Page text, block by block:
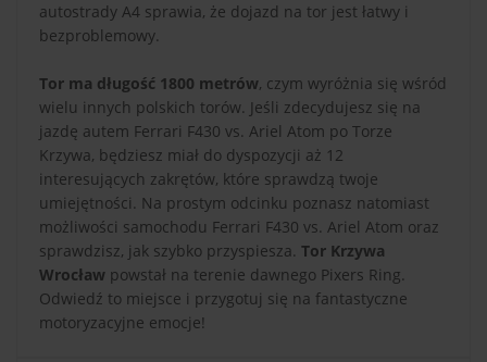
autostrady A4 sprawia, że dojazd na tor jest łatwy i
bezproblemowy.
Tor ma długość 1800 metrów, czym wyróżnia się wśród
wielu innych polskich torów. Jeśli zdecydujesz się na
jazdę autem Ferrari F430 vs. Ariel Atom po Torze
Krzywa, będziesz miał do dyspozycji aż 12
interesujących zakrętów, które sprawdzą twoje
umiejętności. Na prostym odcinku poznasz natomiast
możliwości samochodu Ferrari F430 vs. Ariel Atom oraz
sprawdzisz, jak szybko przyspiesza. Tor Krzywa
Wrocław powstał na terenie dawnego Pixers Ring.
Odwiedź to miejsce i przygotuj się na fantastyczne
motoryzacyjne emocje!